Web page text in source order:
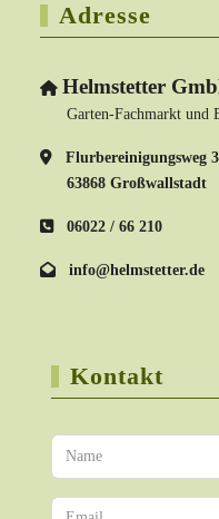
Adresse
Helmstetter
Garten-Fachmarkt und
Flurbereinigungsweg 3
63868 Großwallstadt
06022 / 66 210
info@helmstetter.de
Kontakt